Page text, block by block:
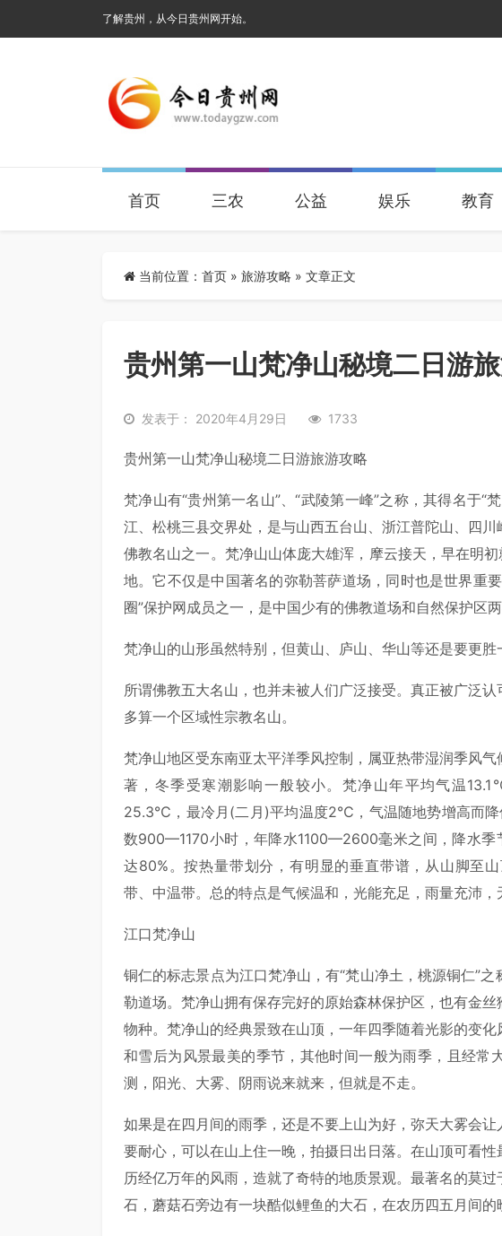
了解贵州，从今日贵州网开始。
首页 三农 公益 娱乐 教育
当前位置： 首页 » 旅游攻略 » 文章正文
贵州第一山梵净山秘境二日游
发表于： 2020年4月29日 1733
贵州第一山梵净山秘境二日游旅游攻略
梵净山有“贵州第一名山”、“武陵第一峰”之称，其得名于“
江、松桃三县交界处，是与山西五台山、浙江普陀山、四
佛教名山之一。梵净山山体庞大雄浑，摩云接天，早在明
地。它不仅是中国著名的弥勒菩萨道场，同时也是世界重
圈”保护网成员之一，是中国少有的佛教道场和自然保护区两
梵净山的山形虽然特别，但黄山、庐山、华山等还是要更胜
所谓佛教五大名山，也并未被人们广泛接受。真正被广泛
多算一个区域性宗教名山。
梵净山地区受东南亚太平洋季风控制，属亚热带湿润季风
著，冬季受寒潮影响一般较小。梵净山年平均气温
25.3℃，最冷月(二月)平均温度2℃，气温随地势增高而
数900—1170小时，年降水1100—2600毫米之间，降水
达80%。按热量带划分，有明显的垂直带谱，从山脚至
带、中温带。总的特点是气候温和，光能充足，雨量充沛，
江口梵净山
铜仁的标志景点为江口梵净山，有“梵山净土，桃源铜仁”
勒道场。梵净山拥有保存完好的原始森林保护区，也有金
物种。梵净山的经典景致在山顶，一年四季随着光影的变
和雪后为风景最美的季节，其他时间一般为雨季，且经常
测，阳光、大雾、阴雨说来就来，但就是不走。
如果是在四月间的雨季，还是不要上山为好，弥天大雾会
要耐心，可以在山上住一晚，拍摄日出日落。在山顶可看性
历经亿万年的风雨，造就了奇特的地质景观。最著名的莫
石，蘑菇石旁边有一块酷似鲤鱼的大石，在农历四五月间的